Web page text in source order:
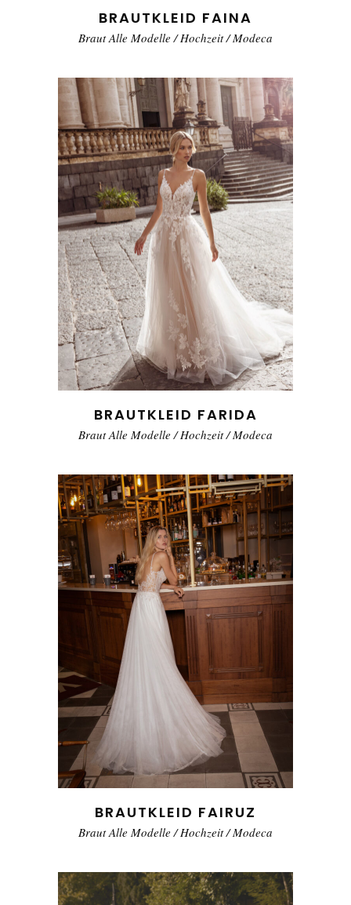
BRAUTKLEID FAINA
Braut Alle Modelle /Hochzeit/Modeca
BRAUTKLEID FARIDA
Braut Alle Modelle /Hochzeit/Modeca
BRAUTKLEID FAIRUZ
Braut Alle Modelle /Hochzeit/Modeca